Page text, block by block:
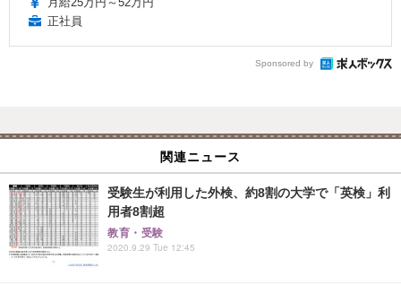
正社員
Sponsored by
関連ニュース
受験生が利用した外検、約8割の大学で「英検」利
用者8割超
教育・受験
2020.9.29 Tue 12:45